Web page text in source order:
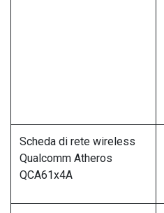
Scheda di rete wireless
Qualcomm Atheros
QCA61x4A